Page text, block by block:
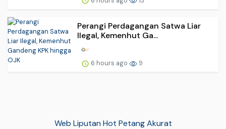
Perangi Perdagangan Satwa Liar
Ilegal, Kemenhut Ga...
6 hours ago 9
Web Liputan Hot Petang Akurat